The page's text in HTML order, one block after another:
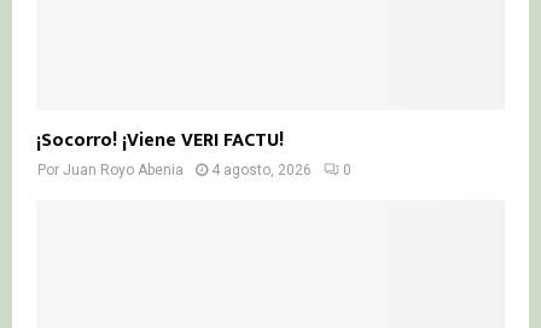
¡Socorro! ¡Viene VERI FACTU!
Por Juan Royo Abenia 4 agosto, 2026 0